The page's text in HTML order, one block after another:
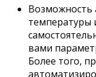
Возможность
температуры
вами
Более того,